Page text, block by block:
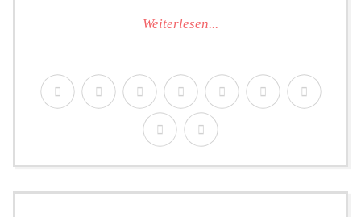
Weiterlesen...